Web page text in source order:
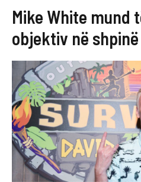
Mike White mund
objektiv në shpinë